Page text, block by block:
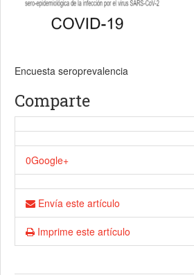
Encuesta seroprevalencia
Comparte
0Google+
Envía este artículo
Imprime este artículo